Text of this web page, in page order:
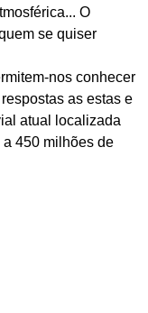
O
se quiser
nos conhecer
as estas e
atual localizada
450 milhões de